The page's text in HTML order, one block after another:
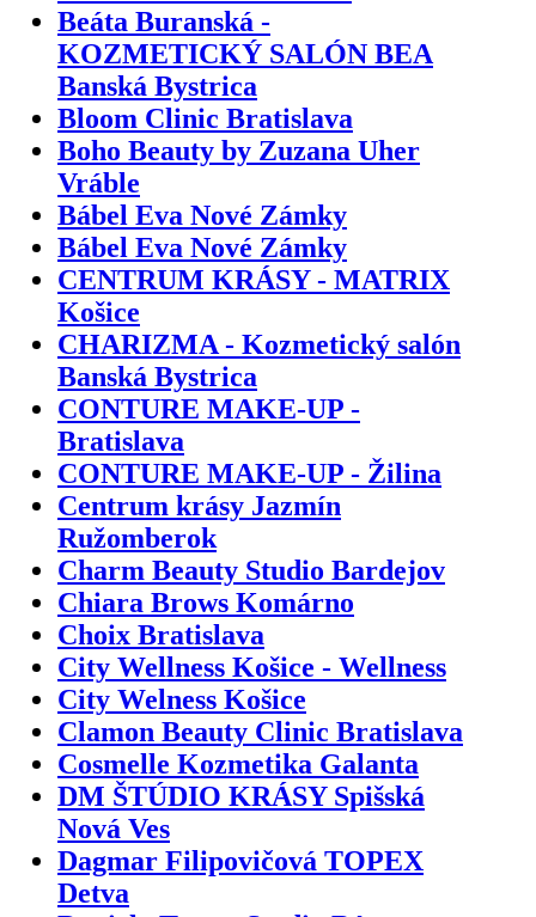
Beáta Buranská -
KOZMETICKÝ SALÓN BEA
Banská Bystrica
Bloom Clinic Bratislava
Boho Beauty by Zuzana Uher
Vráble
Bábel Eva Nové Zámky
Bábel Eva Nové Zámky
CENTRUM KRÁSY - MATRIX
Košice
CHARIZMA - Kozmetický salón
Banská Bystrica
CONTURE MAKE-UP -
Bratislava
CONTURE MAKE-UP - Žilina
Centrum krásy Jazmín
Ružomberok
Charm Beauty Studio Bardejov
Chiara Brows Komárno
Choix Bratislava
City Wellness Košice - Wellness
City Welness Košice
Clamon Beauty Clinic Bratislava
Cosmelle Kozmetika Galanta
DM ŠTÚDIO KRÁSY Spišská
Nová Ves
Dagmar Filipovičová TOPEX
Detva